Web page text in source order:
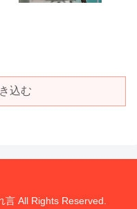
込む
All Rights Reserved.